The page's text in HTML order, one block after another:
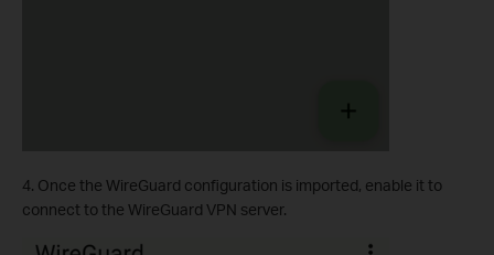
4. Once the WireGuard configuration is imported, enable it to
connect to the WireGuard VPN server.